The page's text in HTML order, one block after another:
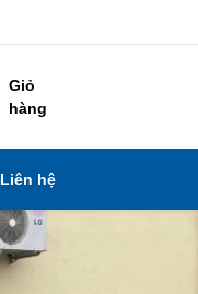
Giỏ
hàng
Liên hệ